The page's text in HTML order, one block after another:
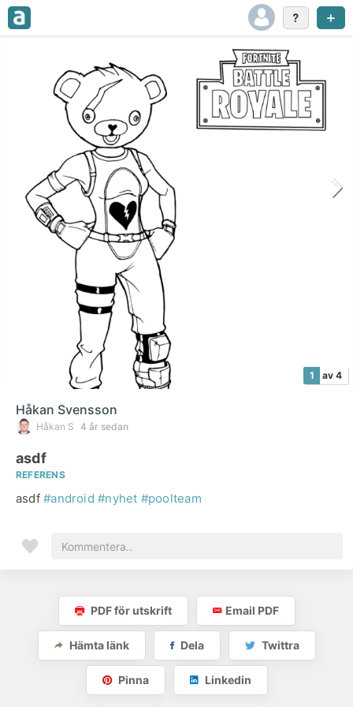
1 av 4
Håkan Svensson
Håkan S 4 år sedan
asdf
REFERENS
asdf#android #nyhet #poolteam
PDF för utskrift Email PDF
Hämta länk Dela Twittra
Pinna Linkedin